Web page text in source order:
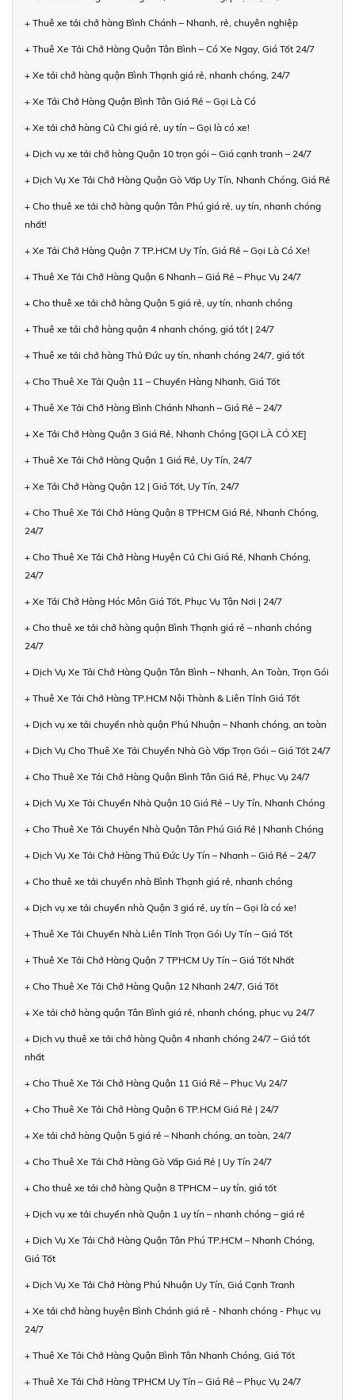
+ Thuê xe tải chở hàng Bình Chánh – Nhanh, rẻ, chuyên nghiệp
+ Thuê Xe Tải Chở Hàng Quận Tân Bình – Có Xe Ngay, Giá Tốt 24/7
+ Xe tải chở hàng quận Bình Thạnh giá rẻ, nhanh chóng, 24/7
+ Xe Tải Chở Hàng Quận Bình Tân Giá Rẻ – Gọi Là Có
+ Xe tải chở hàng Củ Chi giá rẻ, uy tín – Gọi là có xe!
+ Dịch vụ xe tải chở hàng Quận 10 trọn gói – Giá cạnh tranh – 24/7
+ Dịch Vụ Xe Tải Chở Hàng Quận Gò Vấp Uy Tín, Nhanh Chóng, Giá Rẻ
+ Cho thuê xe tải chở hàng quận Tân Phú giá rẻ, uy tín, nhanh chóng
nhất!
+ Xe Tải Chở Hàng Quận 7 TP.HCM Uy Tín, Giá Rẻ – Gọi Là Có Xe!
+ Thuê Xe Tải Chở Hàng Quận 6 Nhanh – Giá Rẻ – Phục Vụ 24/7
+ Cho thuê xe tải chở hàng Quận 5 giá rẻ, uy tín, nhanh chóng
+ Thuê xe tải chở hàng quận 4 nhanh chóng, giá tốt | 24/7
+ Thuê xe tải chở hàng Thủ Đức uy tín, nhanh chóng 24/7, giá tốt
+ Cho Thuê Xe Tải Quận 11 – Chuyển Hàng Nhanh, Giá Tốt
+ Thuê Xe Tải Chở Hàng Bình Chánh Nhanh – Giá Rẻ – 24/7
+ Xe Tải Chở Hàng Quận 3 Giá Rẻ, Nhanh Chóng [GỌI LÀ CÓ XE]
+ Thuê Xe Tải Chở Hàng Quận 1 Giá Rẻ, Uy Tín, 24/7
+ Xe Tải Chở Hàng Quận 12 | Giá Tốt, Uy Tín, 24/7
+ Cho Thuê Xe Tải Chở Hàng Quận 8 TPHCM Giá Rẻ, Nhanh Chóng,
24/7
+ Cho Thuê Xe Tải Chở Hàng Huyện Củ Chi Giá Rẻ, Nhanh Chóng,
24/7
+ Xe Tải Chở Hàng Hóc Môn Giá Tốt, Phục Vụ Tận Nơi | 24/7
+ Cho thuê xe tải chở hàng quận Bình Thạnh giá rẻ – nhanh chóng
24/7
+ Dịch Vụ Xe Tải Chở Hàng Quận Tân Bình – Nhanh, An Toàn, Trọn Gói
+ Thuê Xe Tải Chở Hàng TP.HCM Nội Thành & Liên Tỉnh Giá Tốt
+ Dịch vụ xe tải chuyển nhà quận Phú Nhuận – Nhanh chóng, an toàn
+ Dịch Vụ Cho Thuê Xe Tải Chuyển Nhà Gò Vấp Trọn Gói – Giá Tốt 24/7
+ Cho Thuê Xe Tải Chở Hàng Quận Bình Tân Giá Rẻ, Phục Vụ 24/7
+ Dịch Vụ Xe Tải Chuyển Nhà Quận 10 Giá Rẻ – Uy Tín, Nhanh Chóng
+ Cho Thuê Xe Tải Chuyển Nhà Quận Tân Phú Giá Rẻ | Nhanh Chóng
+ Dịch Vụ Xe Tải Chở Hàng Thủ Đức Uy Tín – Nhanh – Giá Rẻ – 24/7
+ Cho thuê xe tải chuyển nhà Bình Thạnh giá rẻ, nhanh chóng
+ Dịch vụ xe tải chuyển nhà Quận 3 giá rẻ, uy tín – Gọi là có xe!
+ Thuê Xe Tải Chuyển Nhà Liên Tỉnh Trọn Gói Uy Tín – Giá Tốt
+ Thuê Xe Tải Chở Hàng Quận 7 TPHCM Uy Tín – Giá Tốt Nhất
+ Cho Thuê Xe Tải Chở Hàng Quận 12 Nhanh 24/7, Giá Tốt
+ Xe tải chở hàng quận Tân Bình giá rẻ, nhanh chóng, phục vụ 24/7
+ Dịch vụ thuê xe tải chở hàng Quận 4 nhanh chóng 24/7 – Giá tốt
nhất
+ Cho Thuê Xe Tải Chở Hàng Quận 11 Giá Rẻ – Phục Vụ 24/7
+ Cho Thuê Xe Tải Chở Hàng Quận 6 TP.HCM Giá Rẻ | 24/7
+ Xe tải chở hàng Quận 5 giá rẻ – Nhanh chóng, an toàn, 24/7
+ Cho Thuê Xe Tải Chở Hàng Gò Vấp Giá Rẻ | Uy Tín 24/7
+ Cho thuê xe tải chở hàng Quận 8 TPHCM – uy tín, giá tốt
+ Dịch vụ xe tải chuyển nhà Quận 1 uy tín – nhanh chóng – giá rẻ
+ Dịch Vụ Xe Tải Chở Hàng Quận Tân Phú TP.HCM – Nhanh Chóng,
Giá Tốt
+ Dịch Vụ Xe Tải Chở Hàng Phú Nhuận Uy Tín, Giá Cạnh Tranh
+ Xe tải chở hàng huyện Bình Chánh giá rẻ - Nhanh chóng - Phục vụ
24/7
+ Thuê Xe Tải Chở Hàng Quận Bình Tân Nhanh Chóng, Giá Tốt
+ Thuê Xe Tải Chở Hàng TPHCM Uy Tín – Giá Rẻ – Phục Vụ 24/7